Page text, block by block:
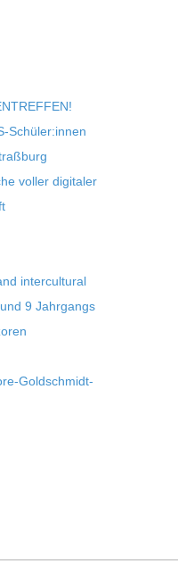
Schüler:innen
vol­ler digi­ta­ler
inter­cul­tu­ral
9 Jahr­gangs
Goldschmidt-